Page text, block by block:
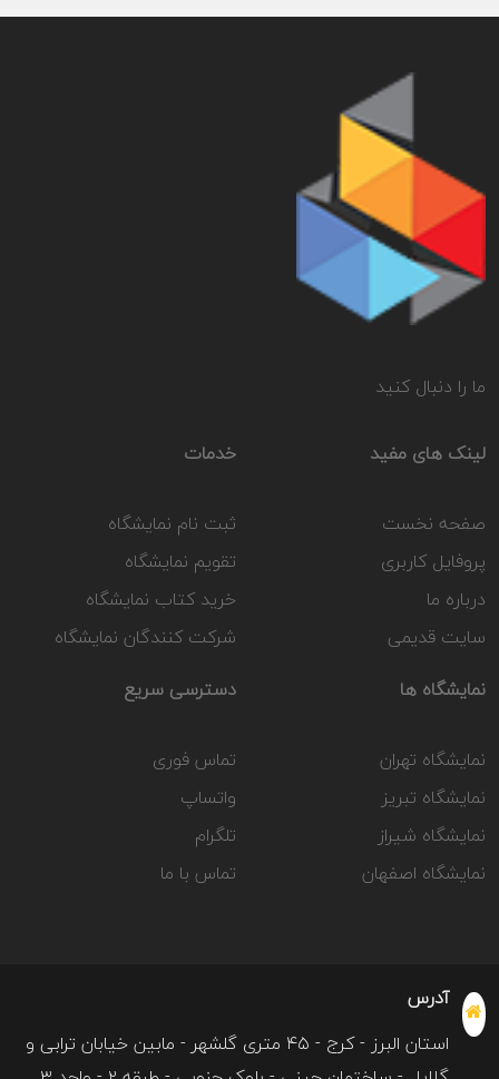
ما را دنبال کنید
لینک های مفید
صفحه نخست
پروفایل کاربری
درباره ما
سایت قدیمی
خدمات
ثبت نام نمایشگاه
تقویم نمایشگاه
خرید کتاب نمایشگاه
شرکت کنندگان نمایشگاه
نمایشگاه ها
نمایشگاه تهران
نمایشگاه تبریز
نمایشگاه شیراز
نمایشگاه اصفهان
دسترسی سریع
تماس فوری
واتساپ
تلگرام
تماس با ما
آدرس
استان البرز - کرج - ۴۵ متری گلشهر - مابین خیابان ترابی و